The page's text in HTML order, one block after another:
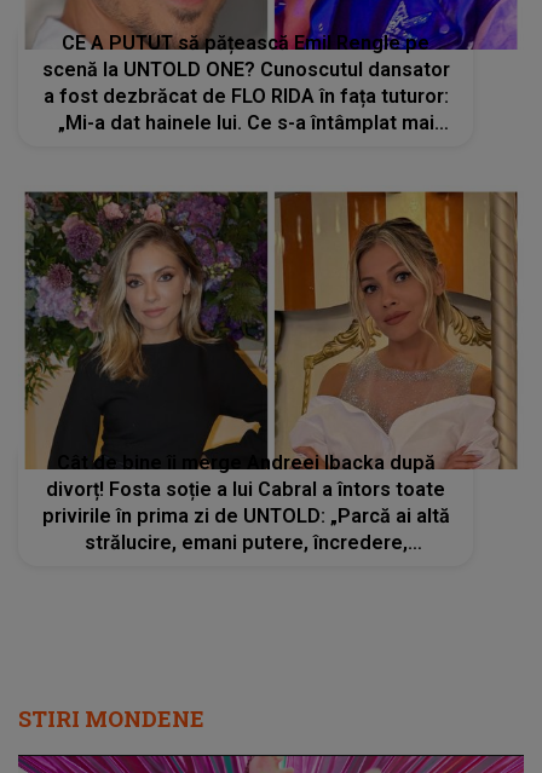
CE A PUTUT să pățească Emil Rengle pe
scenă la UNTOLD ONE? Cunoscutul dansator
a fost dezbrăcat de FLO RIDA în fața tuturor:
„Mi-a dat hainele lui. Ce s-a întâmplat mai
Cât de bine îi merge Andreei Ibacka după
divorț! Fosta soție a lui Cabral a întors toate
privirile în prima zi de UNTOLD: „Parcă ai altă
strălucire, emani putere, încredere,
STIRI MONDENE